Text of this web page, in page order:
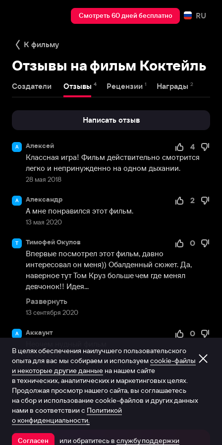
Смотреть 60 дней бесплатно RU
К фильму
Отзывы на фильм Коктейль
Создатели Отзывы 4 Рецензии 1 Награды 2
Написать отзыв
А Алексей
28 мая 2018
4
Классная игра! Фильм действительно смотрится
легко и непринужденно на одном дыхании.
А Александр
13 мая 2020
2
А мне понравился этот фильм.
Т Тимофей Окулов
13 сентября 2020
0
Впервые посмотрел этот фильм, давно
интересовал он меня)) Обалденный сюжет. Да,
наверное тут Том Круз больше чем где менял
девчонок!! Идея...
Развернуть
А Аккаунт
24 мая 2021
0
Открыть в приложении
В целях обеспечения наилучшего пользовательского
опыта для вас мы собираем и используем cookie-файлы
и некоторые другие данные на нашем сайте
в технических, аналитических и маркетинговых целях.
Продолжая просмотр нашего сайта, вы соглашаетесь
на сбор и использование cookie-файлов и других данных
нами в соответствии с Политикой
о конфиденциальности.
Согласен или обратитесь в службу поддержки